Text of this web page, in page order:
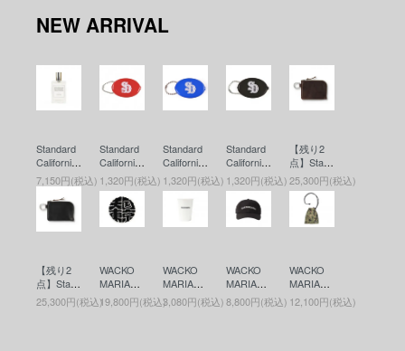
NEW ARRIVAL
Standard
California
(スタンダ
ードカリ
フォルニ
ア) SD Fr
agrance
7,150円(税込)
Standard
California
(スタンダ
ードカリ
フォルニ
ア) SD Co
in Case
1,320円(税込)
Standard
California
(スタンダ
ードカリ
フォルニ
in Case
E
1,320円(税込)
Standard
California
(スタンダ
ードカリ
フォルニ
ア) SD Co
in Case
CK
1,320円(税込)
【残り2
点】Stand
ard Califor
nia(スタ
ンダード
カリフォ
ルニア) B
eather Wa
llet(ボタン
ワークス
レザーウ
25,300円(税込)
【残り2
点】Stand
ard Califor
nia(スタ
25,300円(税込)
WACKO
MARIA
(ワコマリ
ア) RUG
19,800円(税込)
WACKO
MARIA
(ワコマリ
ア) MUG
3,080円(税込)
WACKO
MARIA
(ワコマリ
ア) 6 PAN
8,800円(税込)
WACKO
MARIA
(ワコマリ
ア) DIGIT
12,100円(税込)